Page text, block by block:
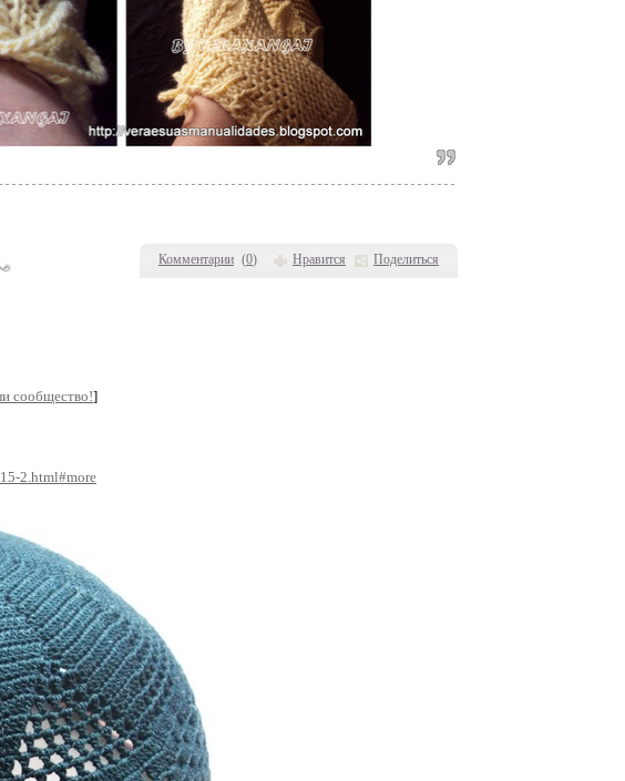
Комментарии (0) Нравится Поделиться
сообщество!]
2.html#more